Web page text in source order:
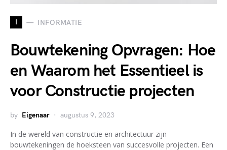
I INFORMATIE
Bouwtekening Opvragen: Hoe
en Waarom het Essentieel is
voor Constructie projecten
by Eigenaar augustus 9, 2023
In de wereld van constructie en architectuur zijn
bouwtekeningen de hoeksteen van succesvolle projecten. Een